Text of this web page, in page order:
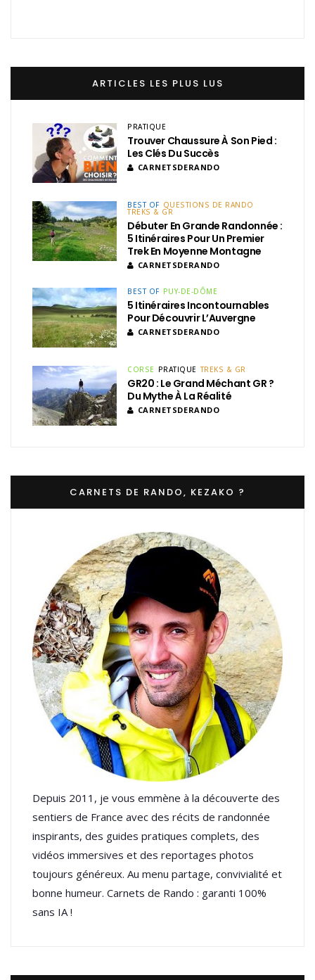
ARTICLES LES PLUS LUS
PRATIQUE
Trouver Chaussure À Son Pied :
Les Clés Du Succès
CARNETSDERANDO
BEST OF QUESTIONS DE RANDO
TREKS & GR
Débuter En Grande Randonnée :
5 Itinéraires Pour Un Premier
Trek En Moyenne Montagne
CARNETSDERANDO
BEST OF PUY-DE-DÔME
5 Itinéraires Incontournables
Pour Découvrir L’Auvergne
CARNETSDERANDO
CORSE PRATIQUE TREKS & GR
GR20 : Le Grand Méchant GR ?
Du Mythe À La Réalité
CARNETSDERANDO
CARNETS DE RANDO, KEZAKO ?
Depuis 2011, je vous emmène à la découverte des
sentiers de France avec des récits de randonnée
inspirants, des guides pratiques complets, des
vidéos immersives et des reportages photos
toujours généreux. Au menu partage, convivialité et
bonne humeur. Carnets de Rando : garanti 100%
sans IA !